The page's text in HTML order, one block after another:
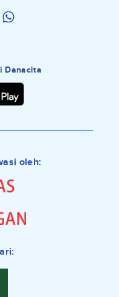
Danacita
oleh: